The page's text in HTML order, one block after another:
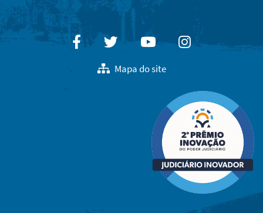
FacebookTwitterYoutubeInstagram
Mapa do site